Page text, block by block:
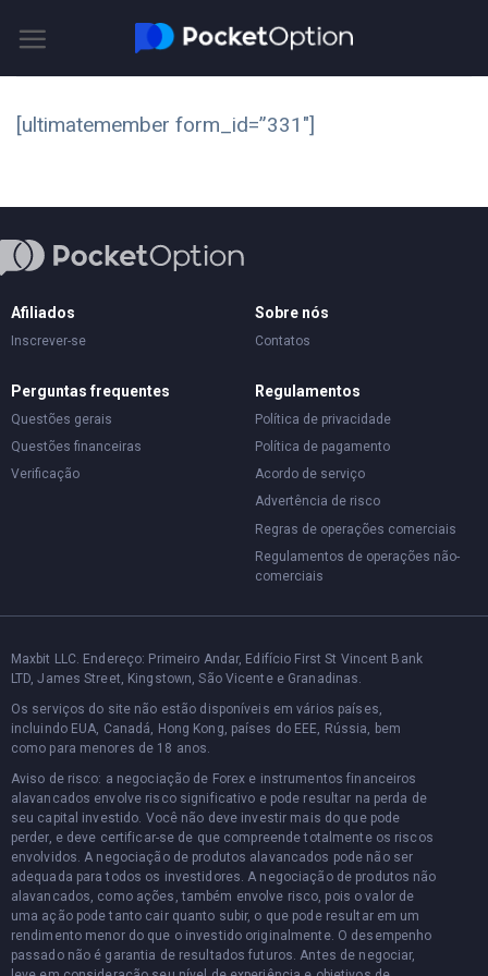
content
[ultimatemember form_id=”331″]
Afiliados
Inscrever-se
Sobre nós
Contatos
Perguntas frequentes
Questões gerais
Questões financeiras
Verificação
Regulamentos
Política de privacidade
Política de pagamento
Acordo de serviço
Advertência de risco
Regras de operações comerciais
Regulamentos de operações não-
comerciais
Maxbit LLC. Endereço: Primeiro Andar, Edifício First St Vincent Bank
LTD, James Street, Kingstown, São Vicente e Granadinas.
Os serviços do site não estão disponíveis em vários países,
incluindo EUA, Canadá, Hong Kong, países do EEE, Rússia, bem
como para menores de 18 anos.
Aviso de risco: a negociação de Forex e instrumentos financeiros
alavancados envolve risco significativo e pode resultar na perda de
seu capital investido. Você não deve investir mais do que pode
perder, e deve certificar-se de que compreende totalmente os riscos
envolvidos. A negociação de produtos alavancados pode não ser
adequada para todos os investidores. A negociação de produtos não
alavancados, como ações, também envolve risco, pois o valor de
uma ação pode tanto cair quanto subir, o que pode resultar em um
rendimento menor do que o investido originalmente. O desempenho
passado não é garantia de resultados futuros. Antes de negociar,